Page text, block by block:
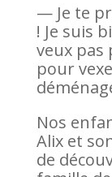
— Je te
! Je suis
veux pas
pour
Nos
Alix et
de